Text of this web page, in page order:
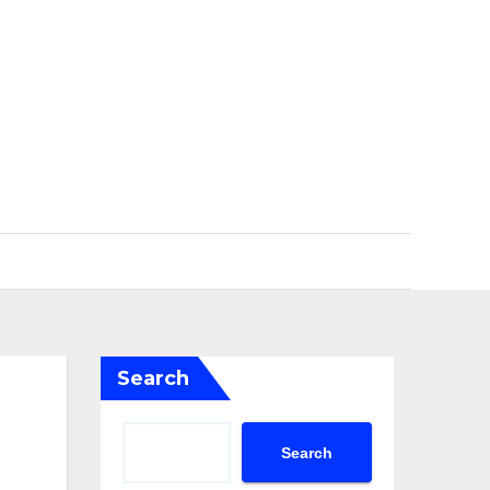
Search
Search